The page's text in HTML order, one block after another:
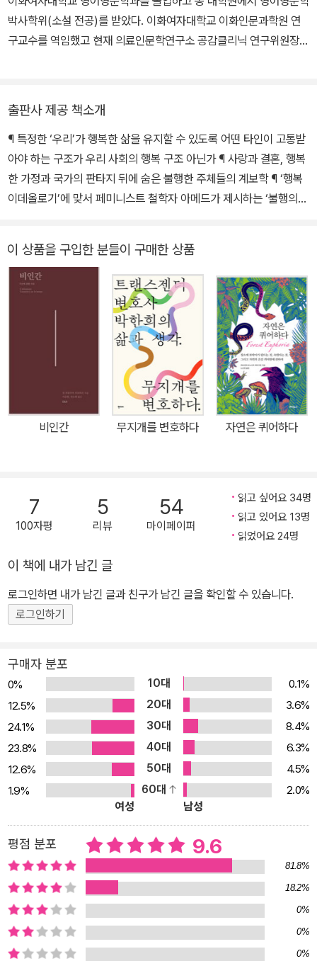
다. 『그때와 지금의 퀴어(Queer Then and Now)』『항의하라!(Co
mplaint!)』『쓸모란 무엇인가?(What’s the Use?)』『퀴어 현상학(Q
박사학위(소설 전공)를 받았다. 이화여자대학교 이화인문과학원 연
구교수를 역임했고 현재 의료인문학연구소 공감클리닉 연구위원장으
(공역, 학지사, 2020) 등이 있다.
출판사 제공 책소개
¶ 특정한 ‘우리’가 행복한 삶을 유지할 수 있도록 어떤 타인이 고통받
아야 하는 구조가 우리 사회의 행복 구조 아닌가 ¶ 사랑과 결혼, 행복
한 가정과 국가의 판타지 뒤에 숨은 불행한 주체들의 계보학 ¶ ‘행복
이데올로기’에 맞서 페미니스트 철학자 아메드가 제시하는 ‘불행의
적 비판의 환상적 결합 1990년대부터 대두하기 시작해 지금까지 꾸
준한 인기를 끌고 있는 긍정심리학계의 행복학 연구에 따르면, 행복
한 사람들에게는 몇 가지 특징이 있다. 행복학 연구자들이 행복의 ‘비
법’을 밝혀낸다며 갖가지 설문조사와 인터뷰, 통계기법 등을 동원해
도출해 낸 연구 결과들에 따르면, “소득수준이 높을수록” 행복하고
“기혼자가 미혼자보다” 행복하며, “긍정적일수록” 행복하고 “가족과
돈독”할수록 행복도가 높다. 과연 이런 것들이 말해주는 것은 무엇일
까? 아니 말해주는 게 있기는 한 것일까? 퀴어 페미니스트 철학자 사
라 아메드는 이와 같은 “행복이란 무엇인가”라는 질문에 대한 대답들
이 과연 “무엇을 하고 있는지” 질문하며 ‘정서 이론’의 관점에서 우리
은 것이라 여겨지는 것들을 재확언함으로써 그것을 추구하는 좋은 주
체를 생산해 내는 역할을 한다. 이런 메커니즘은 한편으로 그 대척점
에 행복의 경로에서 이탈한 자들, 행복 대본을 따르지 않는 자들, 차이
을 얻는다. 이 책은 페미니스트, 이주자, 퀴어와 같은 불행(불운)한 주
체들을 ‘행복한 가족’, ‘행복한 국가’와 같은 ‘정서 공동체’로부터 소외
된 ‘정서 이방인’으로 개념화하면서 이들의 불행과 우울에 정치적 힘
다. 버지니아 울프, 조지 엘리엇, 울스턴크래프트, 보부아르, 토니 모
리슨 등의 페미니즘 정전들과 󰡔고독의 우물󰡕, 󰡔루비푸르트 정글󰡕, 󰡔
캐롤󰡕 등과 같은 퀴어 정전들뿐만 아니라 전설의 레즈비언 드라마 <
엘워드>, <디 아워스> 등의 대중문화 콘텐츠들을 넘나들며 아카데믹
한 철학적 논의를 거침없이 전개해 나가는 솜씨는 이 책을 “행복에 대
한 필적할 수 없는 철학서”로서뿐만 아니라 퀴어 페미니즘적 문화비
평의 전범으로 자리매김케 했다. 파키스탄 출신 아버지와 영국인 어
머니를 둔 본인의 혼성적 배경과 동료 페미니스트들의 경험담들까지
구자로 우뚝 선 저자의 현재 모습을 예견할 수도 있다. # 거부할 수 없
는 좋은 느낌, ‘행복감’의 해부 ##‘미래의 약속’으로서 작동하는 행복
의 메커니즘이 밝혀 주는 지배의 기술 ‘행복’은 사회적으로 가장 자연
화되어 있는 관념이자 무조건적 선으로 여겨지는 관념이다. 이는 학
문적으로 반박의 대상이 되기는커녕 윤리학·철학에서 오히려 절대선
으로 여겨졌다. 하지만 아메드는 페미니즘과 반인종주의, 퀴어 연구
이 상품을 구입한 분들이 구매한 상품
비인간 무지개를 변호하다 자연은 퀴어하다
7
100자평
5
리뷰
54
마이페이퍼
읽고 싶어요 34명
읽고 있어요 13명
읽었어요 24명
이 책에 내가 남긴 글
로그인하면 내가 남긴 글과 친구가 남긴 글을 확인할 수 있습니다.
로그인하기
구매자 분포
0% 10대
0.1%
12.5%
20대
3.6%
24.1%
30대
8.4%
23.8%
40대
6.3%
12.6%
50대
4.5%
1.9%
60대
2.0%
여성
남성
평점 분포 9.6
81.8%
18.2%
0%
0%
0%